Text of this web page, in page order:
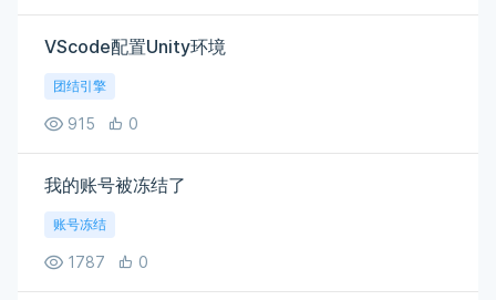
VScode配置Unity环境
团结引擎
915 0
我的账号被冻结了
账号冻结
1787 0